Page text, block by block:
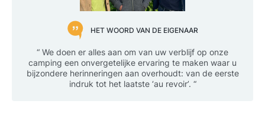
HET WOORD VAN DE EIGENAAR
“ We doen er alles aan om van uw verblijf op onze
camping een onvergetelijke ervaring te maken waar u
bijzondere herinneringen aan overhoudt: van de eerste
indruk tot het laatste ‘au revoir’. “